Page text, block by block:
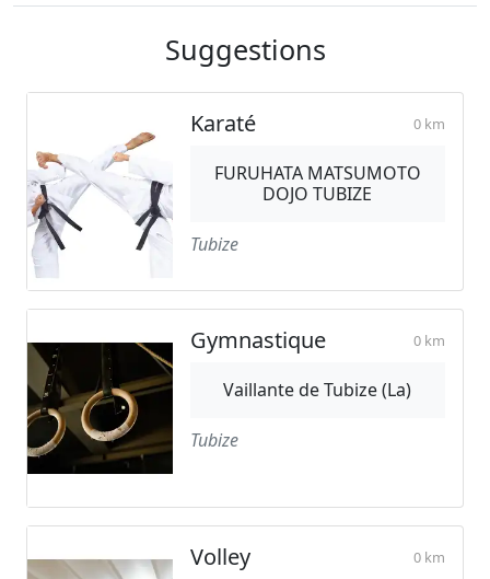
Suggestions
Karaté 0 km
FURUHATA MATSUMOTO
DOJO TUBIZE
Tubize
Gymnastique 0 km
Vaillante de Tubize (La)
Tubize
Volley 0 km